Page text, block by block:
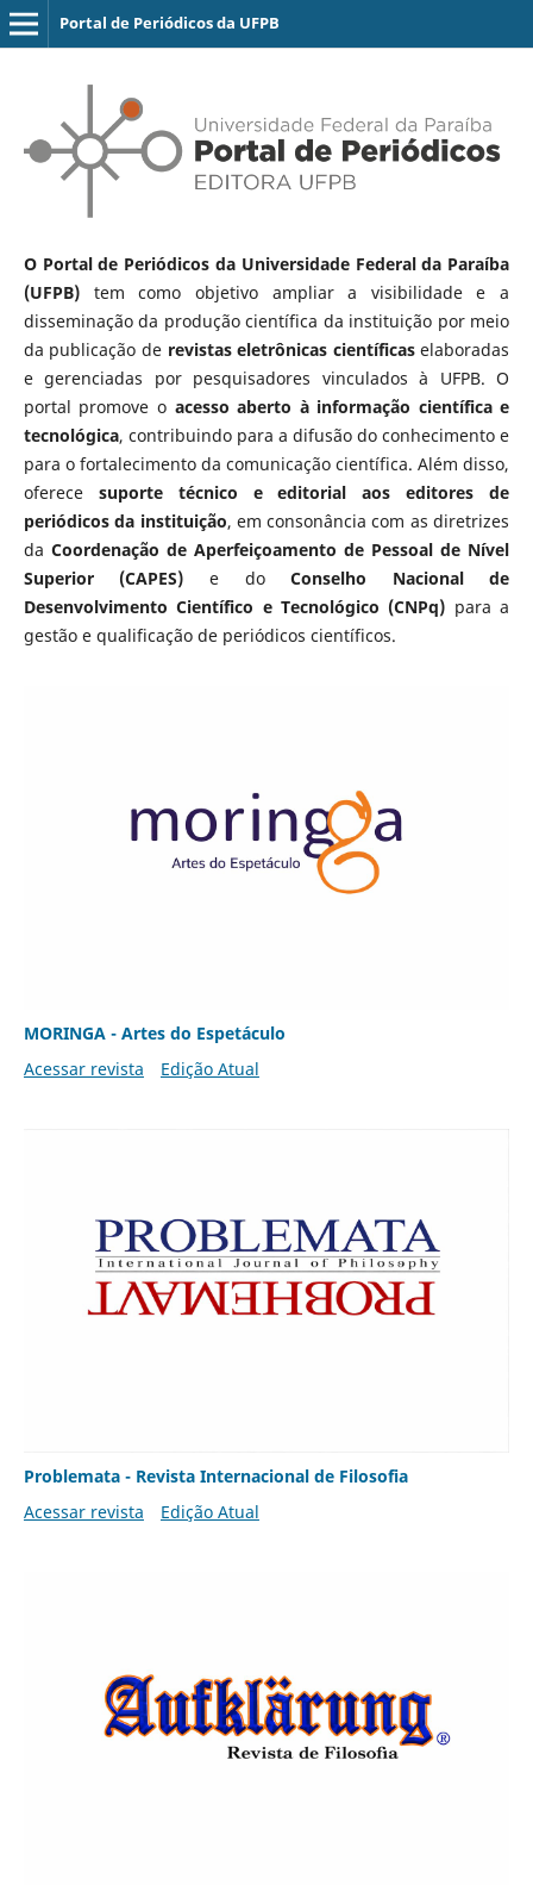
Portal de Periódicos da UFPB
O Portal de Periódicos da Universidade Federal da Paraíba
(UFPB)tem como objetivo ampliar a visibilidade e a
disseminação da produção científica da instituição por meio
da publicação de revistas eletrônicas científicaselaboradas
e gerenciadas por pesquisadores vinculados à UFPB. O
portal promove o acesso aberto à informação científica e
tecnológica, contribuindo para a difusão do conhecimento e
para o fortalecimento da comunicação científica. Além disso,
oferece suporte técnico e editorial aos editores de
periódicos da instituição, em consonância com as diretrizes
da Coordenação de Aperfeiçoamento de Pessoal de Nível
Superior (CAPES) e doConselho Nacional de
Desenvolvimento Científico e Tecnológico (CNPq) para a
gestão e qualificação de periódicos científicos.
MORINGA - Artes do Espetáculo
Acessar revista
Edição Atual
Problemata - Revista Internacional de Filosofia
Acessar revista
Edição Atual